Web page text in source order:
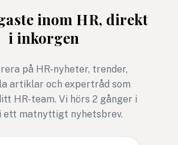
där
och
tillit och
inom HR, direkt
i inkorgen
på HR-nyheter, trender,
artiklar och expertråd som
HR-team. Vi hörs 2 gånger i
ett matnyttigt nyhetsbrev.